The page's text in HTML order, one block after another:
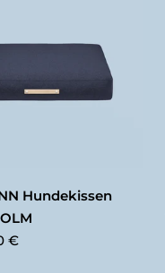
Hundekissen
€